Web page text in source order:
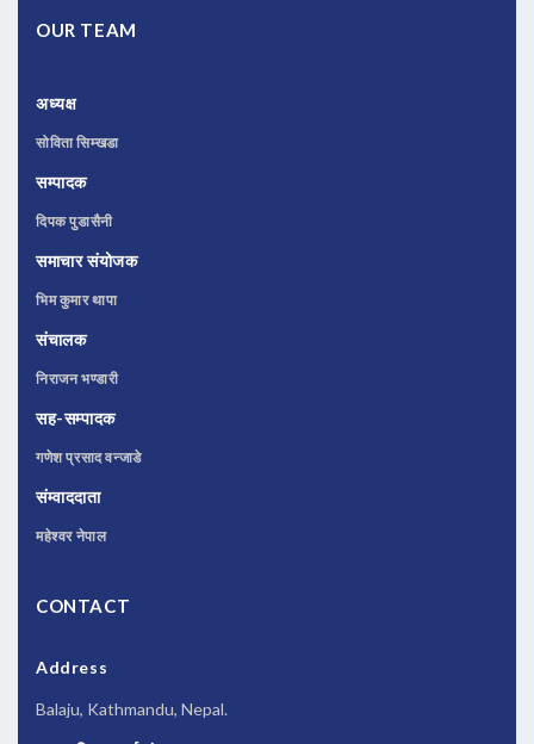
OUR TEAM
अध्यक्ष
सोविता सिम्खडा
सम्पादक
दिपक पुडासैनी
समाचार संयोजक
भिम कुमार थापा
संचालक
निराजन भण्डारी
सह-सम्पादक
गणेश प्रसाद वन्जाडे
संम्वाददाता
महेश्वर नेपाल
CONTACT
Address
Balaju, Kathmandu, Nepal.